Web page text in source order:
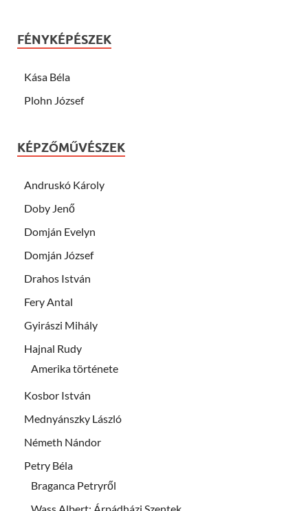
FÉNYKÉPÉSZEK
Kása Béla
Plohn József
KÉPZŐMŰVÉSZEK
Andruskó Károly
Doby Jenő
Domján Evelyn
Domján József
Drahos István
Fery Antal
Gyirászi Mihály
Hajnal Rudy
Amerika története
Kosbor István
Mednyánszky László
Németh Nándor
Petry Béla
Braganca Petryről